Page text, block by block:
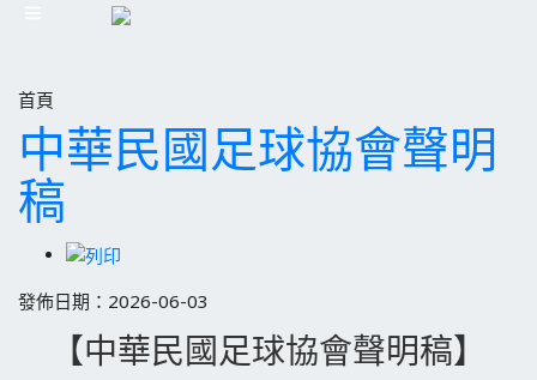
首頁
中華民國足球協會聲明
稿
發佈日期：2026-06-03
【中華民國足球協會聲明稿】